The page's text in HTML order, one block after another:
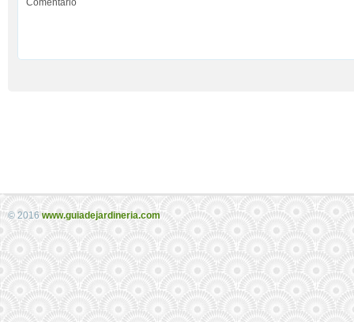
© 2016 www.guiadejardineria.com